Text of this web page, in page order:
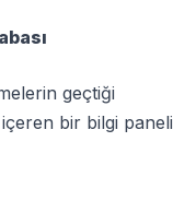
geçtiği
bir bilgi paneli